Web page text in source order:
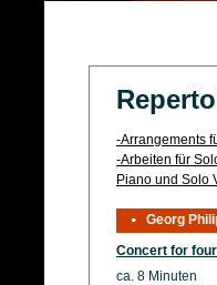
-Arrangements
-Arbeiten für
Piano und Solo
Georg
Concert for
ca. 8 Minuten